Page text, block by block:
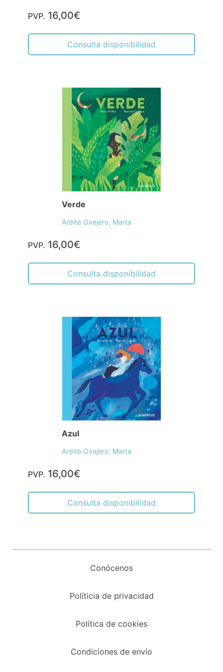
PVP. 16,00€
Consulta disponibilidad
Verde
Ardite Ovejero, Marta
PVP. 16,00€
Consulta disponibilidad
Azul
Ardite Ovejero, Marta
PVP. 16,00€
Consulta disponibilidad
Conócenos
Políticia de privacidad
Política de cookies
Condiciones de envío